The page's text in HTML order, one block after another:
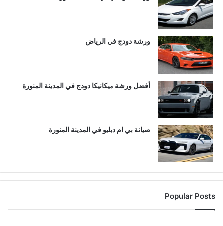
ورشة دودج في الرياض
أفضل ورشة ميكانيكا دودج في المدينة المنورة
صيانة بي ام دبليو في المدينة المنورة
Popular Posts